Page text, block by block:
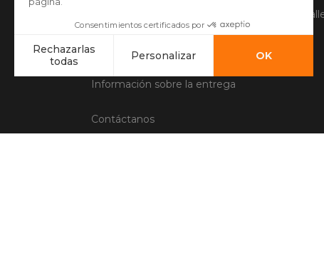
Preguntas frecuentes
Información sobre la entrega
Contáctanos
Desde el